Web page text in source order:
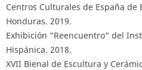
Centros Culturales de España de
Honduras. 2019.
Exhibición “Reencuentro” del
Hispánica. 2018.
XVII Bienal de Escultura y